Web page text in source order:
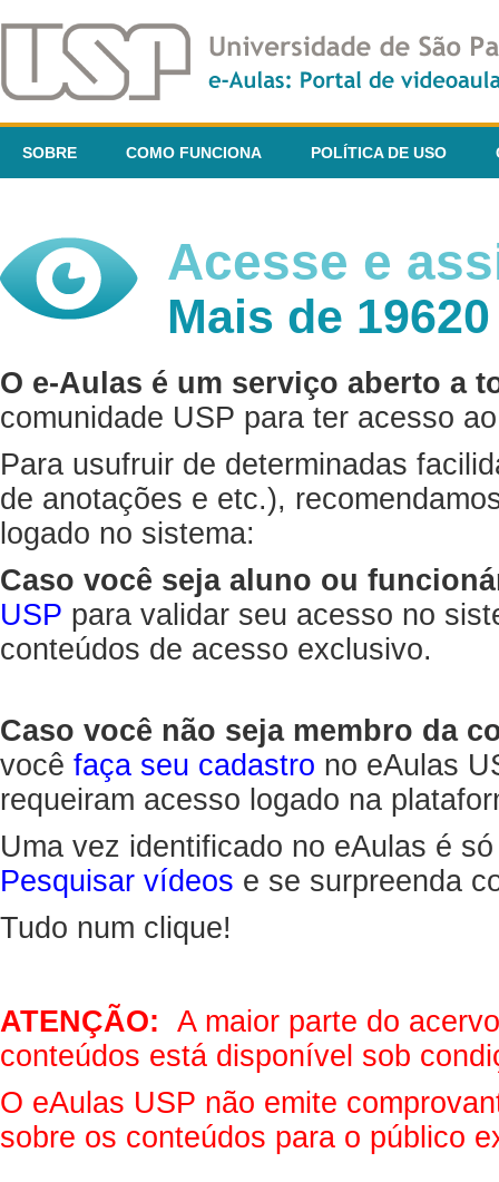
SOBRE COMO FUNCIONA POLÍTICA DE USO
Acesse e
Mais de
O e-Aulas é um serviço aberto a
comunidade USP para ter acesso
Para usufruir de determinadas
de anotações e etc.),
logado no sistema:
Caso você seja aluno ou
USP para validar seu acesso no
conteúdos de acesso exclusivo.
Caso você não seja membro da
você faça seu cadastro no eAulas
requeiram acesso logado na
Uma vez identificado no eAulas é
Pesquisar vídeos e se surpreenda
Tudo num clique!
ATENÇÃO: A maior parte do
conteúdos está disponível sob
O eAulas USP não emite
sobre os conteúdos para o público